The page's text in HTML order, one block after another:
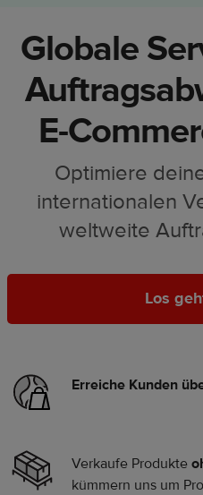
Globale
E-
Optimiere
internationalen
weltweite
Los
Erreiche Kunden
Verkaufe Produkte
kümmern uns um